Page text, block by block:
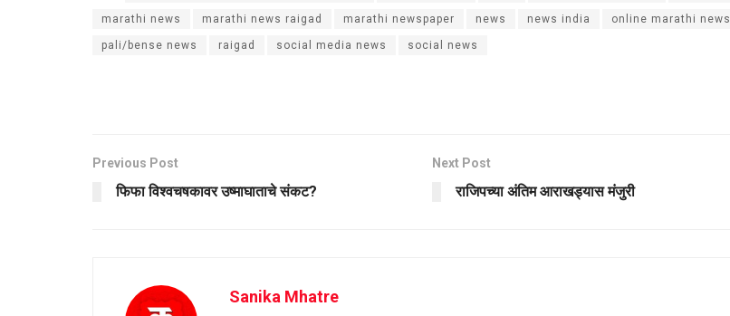
marathi news marathi news raigad marathi newspaper news news india online marathi news
pali/bense news raigad social media news social news
Previous Post
फिफा विश्वचषकावर उष्माघाताचे संकट?
Next Post
राजिपच्या अंतिम आराखड्यास मंजुरी
Sanika Mhatre